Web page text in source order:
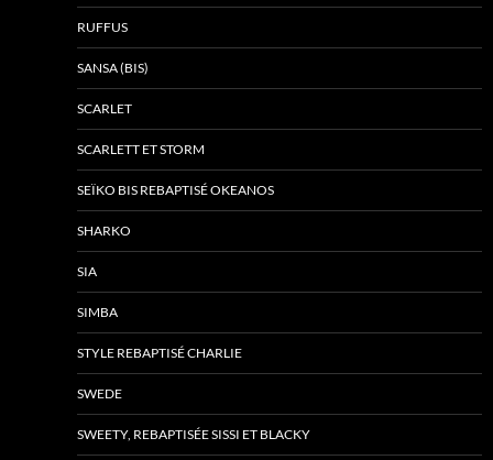
RUFFUS
SANSA (BIS)
SCARLET
SCARLETT ET STORM
SEÏKO BIS REBAPTISÉ OKEANOS
SHARKO
SIA
SIMBA
STYLE REBAPTISÉ CHARLIE
SWEDE
SWEETY, REBAPTISÉE SISSI ET BLACKY